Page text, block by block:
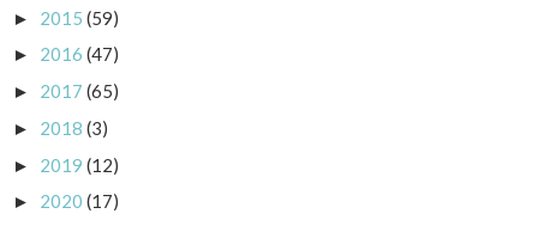
► 2015 (59)
► 2016 (47)
► 2017 (65)
► 2018 (3)
► 2019 (12)
► 2020 (17)